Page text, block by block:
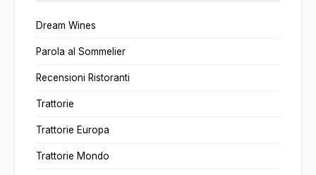
Dream Wines
Parola al Sommelier
Recensioni Ristoranti
Trattorie
Trattorie Europa
Trattorie Mondo